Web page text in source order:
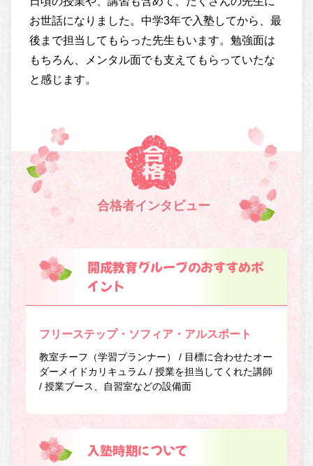
お世話になりました。中学3年で入塾してから、最
後まで担当してもらった先生もいます。勉強面は
もちろん、メンタル面でも支えてもらっていたな
と感じます。
合格者インタビュー
開成教育グループのおすすめポ
イント
フリーステップ・ソフィア・アルスポート
教室チーフ（学習プランナー） / 目標に合わせたオー
ダーメイドカリキュラム / 授業を担当してくれた講師
/ 授業ブース、自習室などの設備面
入塾時期について